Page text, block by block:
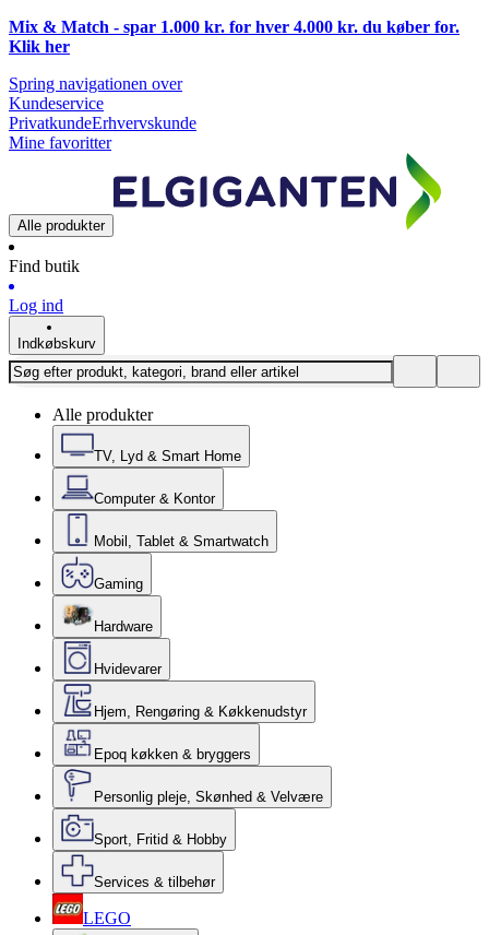
Mix & Match - spar 1.000 kr. for hver 4.000 kr. du køber for.
Klik her
Spring navigationen over
Kundeservice
PrivatkundeErhvervskunde
Mine favoritter
Alle produkter
Find butik
Log ind
Indkøbskurv
Alle produkter
TV, Lyd & Smart Home
Computer & Kontor
Mobil, Tablet & Smartwatch
Gaming
Hardware
Hvidevarer
Hjem, Rengøring & Køkkenudstyr
Epoq køkken & bryggers
Personlig pleje, Skønhed & Velvære
Sport, Fritid & Hobby
Services & tilbehør
LEGO